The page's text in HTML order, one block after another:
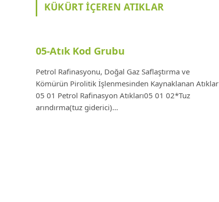
KÜKÜRT IÇEREN ATIKLAR
05-Atık Kod Grubu
Petrol Rafinasyonu, Doğal Gaz Saflaştırma ve
Kömürün Pirolitik İşlenmesinden Kaynaklanan Atıklar
05 01 Petrol Rafinasyon Atıkları05 01 02*Tuz
arındırma(tuz giderici)…